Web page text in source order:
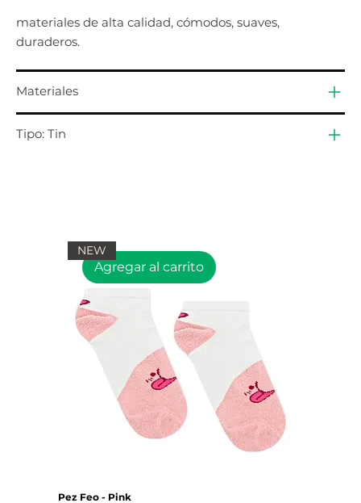
materiales de alta calidad, cómodos, suaves,
duraderos.
Materiales
Tipo: Tin
Agregar al carrito
NEW
Pez Feo - Pink